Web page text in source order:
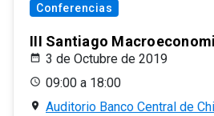
Conferencias
III Santiago
3 de Octubre de 2019
09:00 a 18:00
Auditorio Banco Central de